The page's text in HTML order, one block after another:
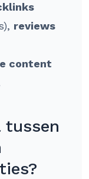
reviews
content
tussen